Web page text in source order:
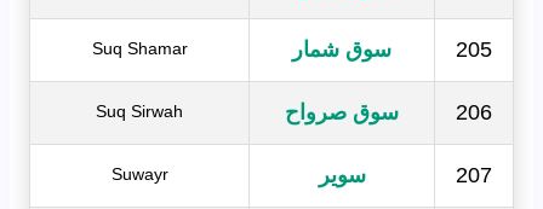
205 سوق شمار Suq Shamar
206 سوق صرواح Suq Sirwah
207 سوير Suwayr